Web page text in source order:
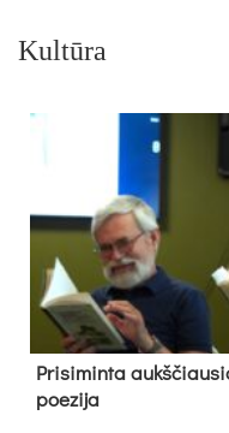
Kultūra
Pri­si­min­ta
poe­zi­ja